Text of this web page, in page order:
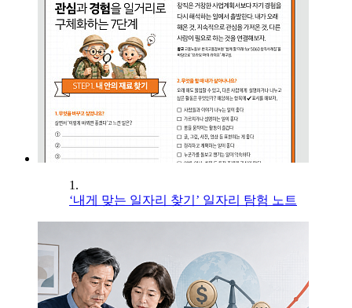
1.
‘내게 맞는 일자리 찾기’ 일자리 탐험 노트